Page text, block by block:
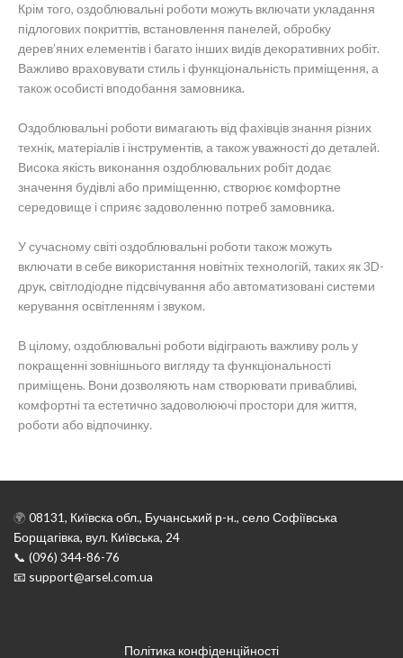
Крім того, оздоблювальні роботи можуть включати укладання
підлогових покриттів, встановлення панелей, обробку
дерев’яних елементів і багато інших видів декоративних робіт.
Важливо враховувати стиль і функціональність приміщення, а
також особисті вподобання замовника.
Оздоблювальні роботи вимагають від фахівців знання різних
технік, матеріалів і інструментів, а також уважності до деталей.
Висока якість виконання оздоблювальних робіт додає
значення будівлі або приміщенню, створює комфортне
середовище і сприяє задоволенню потреб замовника.
У сучасному світі оздоблювальні роботи також можуть
включати в себе використання новітніх технологій, таких як 3D-
друк, світлодіодне підсвічування або автоматизовані системи
керування освітленням і звуком.
В цілому, оздоблювальні роботи відіграють важливу роль у
покращенні зовнішнього вигляду та функціональності
приміщень. Вони дозволяють нам створювати привабливі,
комфортні та естетично задоволюючі простори для життя,
роботи або відпочинку.
🌍 08131, Київска обл., Бучанський р-н., село Софіївська
Борщагівка, вул. Київська, 24
📞 (096) 344-86-76
📧 support@arsel.com.ua
Політика конфіденційності